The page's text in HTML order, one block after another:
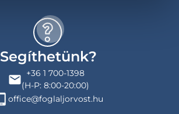
Segíthetünk?
+36 1 700-1398
(H-P: 8:00-20:00)
office@foglaljorvost.hu